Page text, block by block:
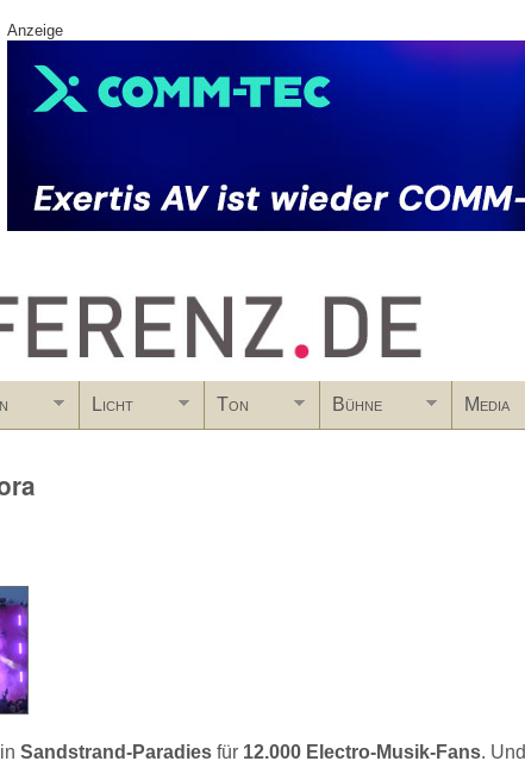
Anzeige
Licht Ton Bühne Media
Sandstrand-Paradies für 12.000 Electro-Musik-Fans. Und